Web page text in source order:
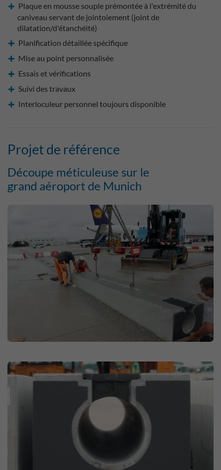
Plaque en mousse souple prémontée à l'extrémité du
caniveau servant de jointoiement (joint de
dilatation/d'étanchéité)
Planification détaillée spécifique
Mise au point personnalisée
Essais et vérifications
Suivi des travaux
Interloculeur personnel toujours disponible
Projet de référence
Découpe méticuleuse sur le
grand aéroport de Munich